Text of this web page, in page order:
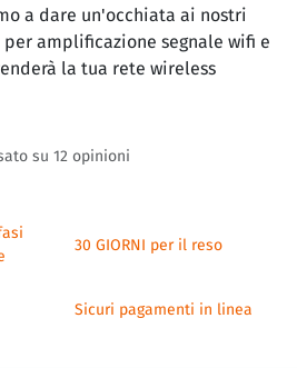
a dare un'occhiata ai nostri
amplificazione segnale wifi e
la tua rete wireless
su 12 opinioni
30 GIORNI per il reso
Sicuri pagamenti in linea